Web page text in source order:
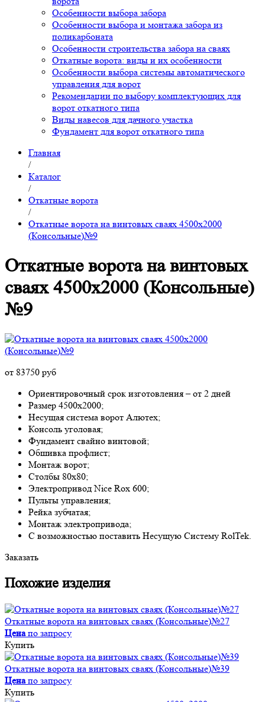
Особенности выбора забора
Особенности выбора и монтажа забора из
поликарбоната
Особенности строительства забора на сваях
Откатные ворота: виды и их особенности
Особенности выбора системы автоматического
управления для ворот
Рекомендации по выбору комплектующих для
ворот откатного типа
Виды навесов для дачного участка
Фундамент для ворот откатного типа
Главная
/
Каталог
/
Откатные ворота
/
Откатные ворота на винтовых сваях 4500x2000
(Консольные)№9
Откатные ворота на винтовых
сваях 4500x2000 (Консольные)
№9
от 83750 руб
Ориентировочный срок изготовления – от 2 дней
Размер 4500x2000;
Несущая система ворот Алютех;
Консоль уголовая;
Фундамент свайно винтовой;
Обшивка профлист;
Монтаж ворот;
Столбы 80х80;
Электропривод Nice Rox 600;
Пульты управления;
Рейка зубчатая;
Монтаж электропривода;
С возможностью поставить Несущую Систему RolTek.
Заказать
Похожие изделия
Откатные ворота на винтовых сваях (Консольные)№27
Ценапо запросу
Купить
Откатные ворота на винтовых сваях (Консольные)№39
Ценапо запросу
Купить